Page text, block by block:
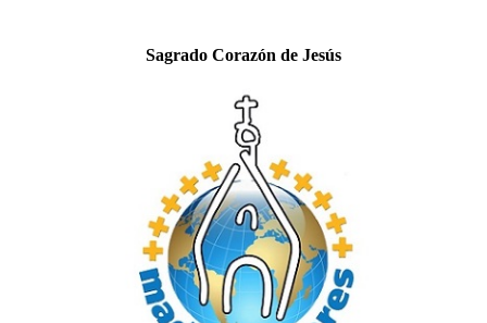
Sagrado Corazón de Jesús